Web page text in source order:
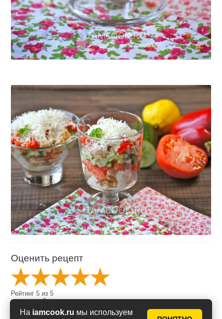
На iamcook.ru мы используем
Оценить рецепт
Рейтинг5 из5
на основе8голосов